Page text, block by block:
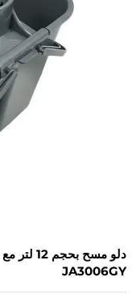
دلو مسح بحجم 12 لتر مع